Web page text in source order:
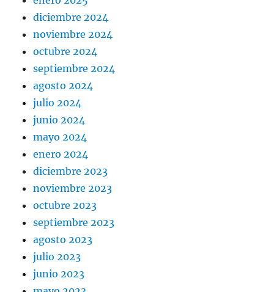
diciembre 2024
noviembre 2024
octubre 2024
septiembre 2024
agosto 2024
julio 2024
junio 2024
mayo 2024
enero 2024
diciembre 2023
noviembre 2023
octubre 2023
septiembre 2023
agosto 2023
julio 2023
junio 2023